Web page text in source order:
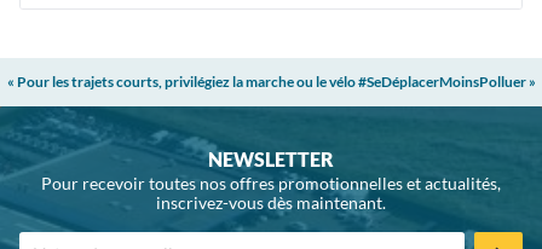
« Pour les trajets courts, privilégiez la marche ou le vélo #SeDéplacerMoinsPolluer »
NEWSLETTER
Pour recevoir toutes nos offres promotionnelles et actualités,
inscrivez-vous dès maintenant.